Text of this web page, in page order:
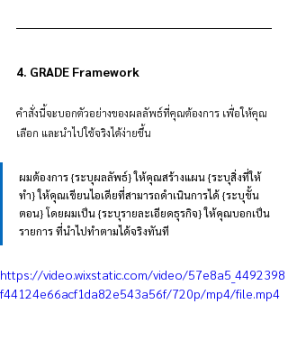
4. GRADE Framework
คำสั่งนี้จะบอกตัวอย่างของผลลัพธ์ที่คุณต้องการ เพื่อให้คุณ
เลือก และนำไปใช้จริงได้ง่ายขึ้น
ผมต้องการ {ระบุผลลัพธ์} ให้คุณสร้างแผน {ระบุสิ่งที่ให้
ทำ} ให้คุณเขียนไอเดียที่สามารถดำเนินการได้ {ระบุขั้น
ตอน} โดยผมเป็น {ระบุรายละเอียดธุรกิจ} ให้คุณบอกเป็น
รายการ ที่นำไปทำตามได้จริงทันที
https://video.wixstatic.com/video/57e8a5_4492398
f44124e66acf1da82e543a56f/720p/mp4/file.mp4